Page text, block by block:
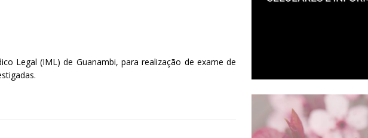
Legal (IML) de Guanambi, para realização de exame de